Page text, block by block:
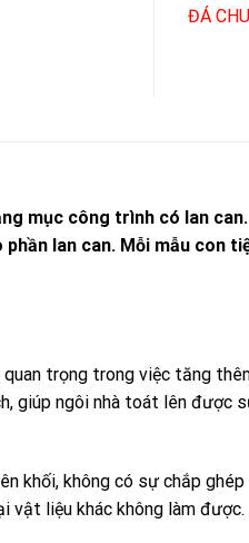
ĐÁ
mục công trình có lan
lan can. Mỗi mẫu con
trọng trong việc tăng
giúp ngôi nhà toát lên được
khối, không có sự chắp
vật liệu khác không làm được.